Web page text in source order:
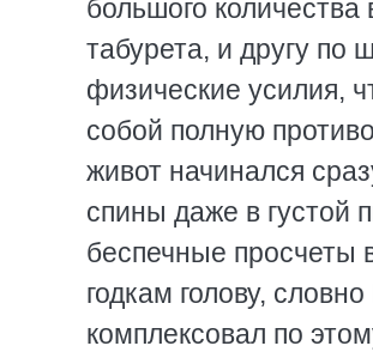
большого
табурета, и другу по
физические усилия,
собой полную
живот начинался
спины даже в густой
беспечные просчеты
годкам голову,
комплексовал по